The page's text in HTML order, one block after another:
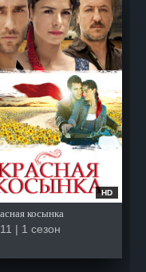
HD
косынка
| 1 сезон